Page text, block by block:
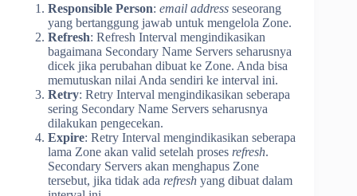
Responsible Person: email address seseorang
yang bertanggung jawab untuk mengelola Zone.
Refresh: Refresh Interval mengindikasikan
bagaimana Secondary Name Servers seharusnya
dicek jika perubahan dibuat ke Zone. Anda bisa
memutuskan nilai Anda sendiri ke interval ini.
Retry: Retry Interval mengindikasikan seberapa
sering Secondary Name Servers seharusnya
dilakukan pengecekan.
Expire: Retry Interval mengindikasikan seberapa
lama Zone akan valid setelah proses refresh.
Secondary Servers akan menghapus Zone
tersebut, jika tidak ada refresh yang dibuat dalam